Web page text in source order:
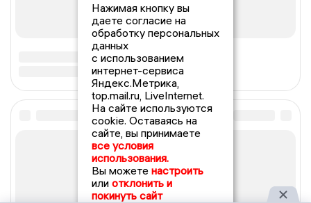
Нажимая кнопку вы
даете согласие на
обработку персональных
данных
с использованием
интернет-сервиса
Яндекс.Метрика,
top.mail.ru, LiveInternet.
На сайте используются
cookie. Оставаясь на
сайте, вы принимаете
все условия
использования.
Вы можете настроить
или отклонить и
покинуть сайт